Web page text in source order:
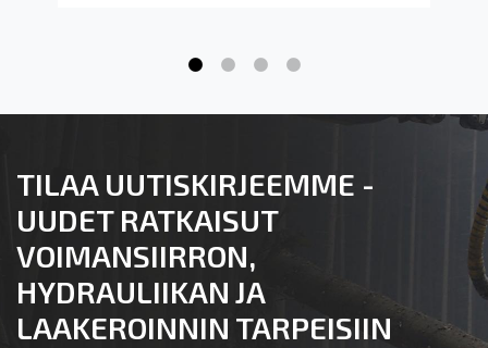
TILAA UUTISKIRJEEMME -
UUDET RATKAISUT
VOIMANSIIRRON,
HYDRAULIIKAN JA
LAAKEROINNIN TARPEISIIN